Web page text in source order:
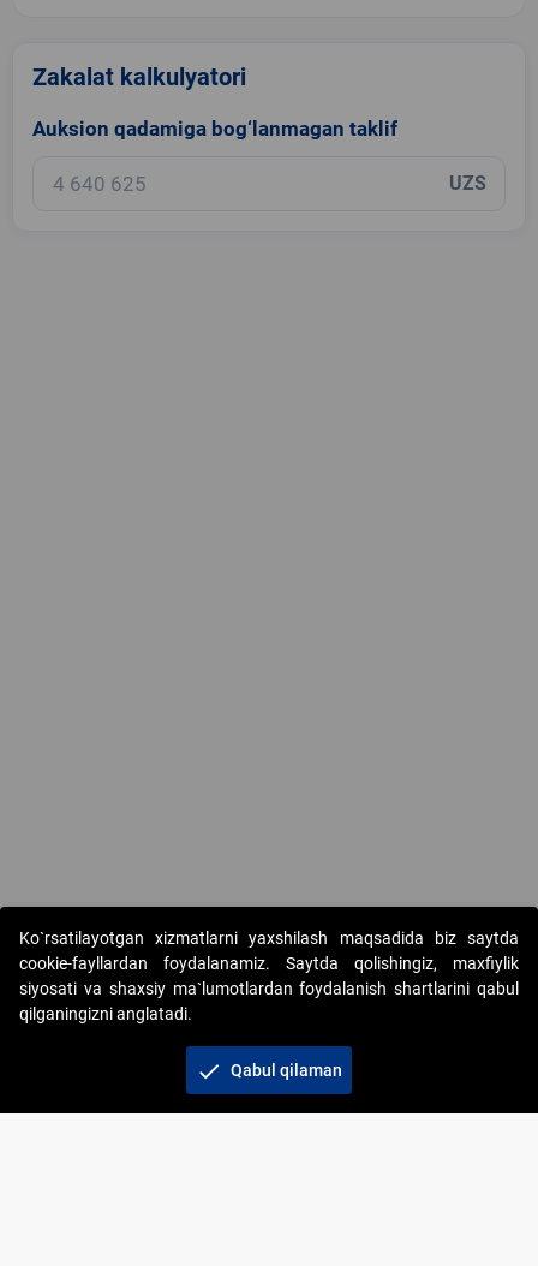
Zakalat kalkulyatori
Auksion qadamiga bog‘lanmagan taklif
UZS
Copyright © 2017-2026. "Elektron onlayn-auksionlarni
tashkil etish" AJ. Barcha huquqlar himoyalangan
Ko`rsatilayotgan xizmatlarni yaxshilash maqsadida biz saytda
cookie-fayllardan foydalanamiz. Saytda qolishingiz, maxfiylik
siyosati va shaxsiy ma`lumotlardan foydalanish shartlarini qabul
qilganingizni anglatadi.
check Qabul qilaman